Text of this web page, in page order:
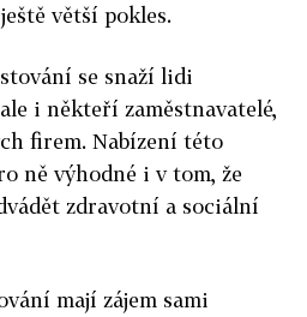
větší pokles.
se snaží lidi
i někteří zaměstnavatelé,
firem. Nabízení této
ně výhodné i v tom, že
zdravotní a sociální
mají zájem sami